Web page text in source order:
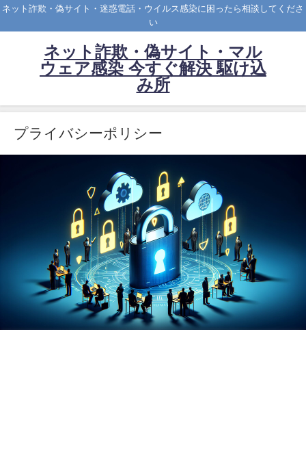
ネット詐欺・偽サイト・迷惑電話・ウイルス感染に困ったら相談してくださ
い
ネット詐欺・偽サイト・マル
ウェア感染 今すぐ解決 駆け込
み所
プライバシーポリシー